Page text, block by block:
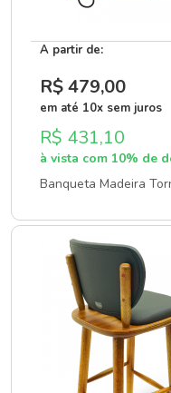
A partir de:
R$ 479,00
em até 10x sem juros
R$ 431,10
à vista com 10% de
Banqueta Madeira